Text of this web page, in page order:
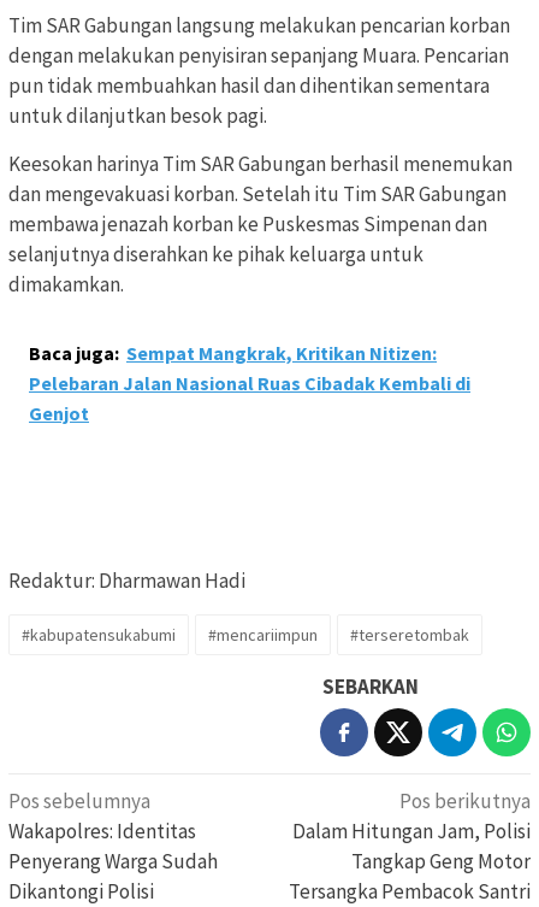
Tim SAR Gabungan langsung melakukan pencarian korban
dengan melakukan penyisiran sepanjang Muara. Pencarian
pun tidak membuahkan hasil dan dihentikan sementara
untuk dilanjutkan besok pagi.
Keesokan harinya Tim SAR Gabungan berhasil menemukan
dan mengevakuasi korban. Setelah itu Tim SAR Gabungan
membawa jenazah korban ke Puskesmas Simpenan dan
selanjutnya diserahkan ke pihak keluarga untuk
dimakamkan.
Baca juga: Sempat Mangkrak, Kritikan Nitizen:
Pelebaran Jalan Nasional Ruas Cibadak Kembali di
Genjot
Redaktur: Dharmawan Hadi
#kabupatensukabumi #mencariimpun #terseretombak
SEBARKAN
Navigasi
pos
Pos sebelumnya
Wakapolres: Identitas
Penyerang Warga Sudah
Dikantongi Polisi
Pos berikutnya
Dalam Hitungan Jam, Polisi
Tangkap Geng Motor
Tersangka Pembacok Santri